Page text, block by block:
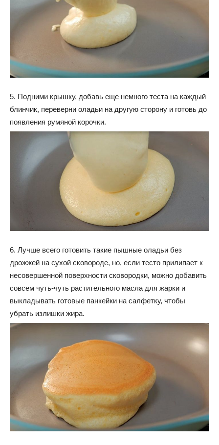
5. Подними крышку, добавь еще немного теста на каждый
блинчик, переверни оладьи на другую сторону и готовь до
появления румяной корочки.
6. Лучше всего готовить такие пышные оладьи без
дрожжей на сухой сковороде, но, если тесто прилипает к
несовершенной поверхности сковородки, можно добавить
совсем чуть-чуть растительного масла для жарки и
выкладывать готовые панкейки на салфетку, чтобы
убрать излишки жира.